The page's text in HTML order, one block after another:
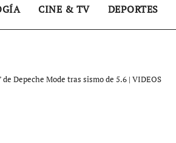
CINE & TV DEPORTES
Depeche Mode tras sismo de 5.6 | VIDEOS